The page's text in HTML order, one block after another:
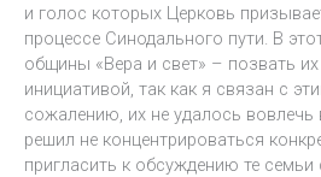
и голос которых Церковь
процессе Синодального пути. В
общины «Вера и свет» – позвать
инициативой, так как я связан с
сожалению, их не удалось вовлечь
решил не концентрироваться
пригласить к обсуждению те семьи